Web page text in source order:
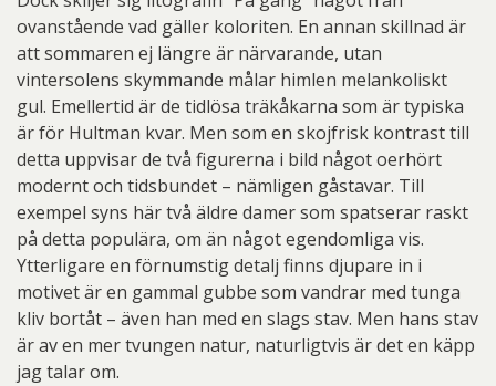
ovanstående vad gäller koloriten. En annan skillnad är
att sommaren ej längre är närvarande, utan
vintersolens skymmande målar himlen melankoliskt
gul. Emellertid är de tidlösa träkåkarna som är typiska
är för Hultman kvar. Men som en skojfrisk kontrast till
detta uppvisar de två figurerna i bild något oerhört
modernt och tidsbundet – nämligen gåstavar. Till
exempel syns här två äldre damer som spatserar raskt
på detta populära, om än något egendomliga vis.
Ytterligare en förnumstig detalj finns djupare in i
motivet är en gammal gubbe som vandrar med tunga
kliv bortåt – även han med en slags stav. Men hans stav
är av en mer tvungen natur, naturligtvis är det en käpp
jag talar om.